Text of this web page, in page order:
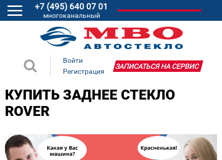
+7 (495) 640 07 01
многоканальный
Войти
Регистрация
ЗАПИСАТЬСЯ НА СЕРВИС
КУПИТЬ ЗАДНЕЕ СТЕКЛО
ROVER